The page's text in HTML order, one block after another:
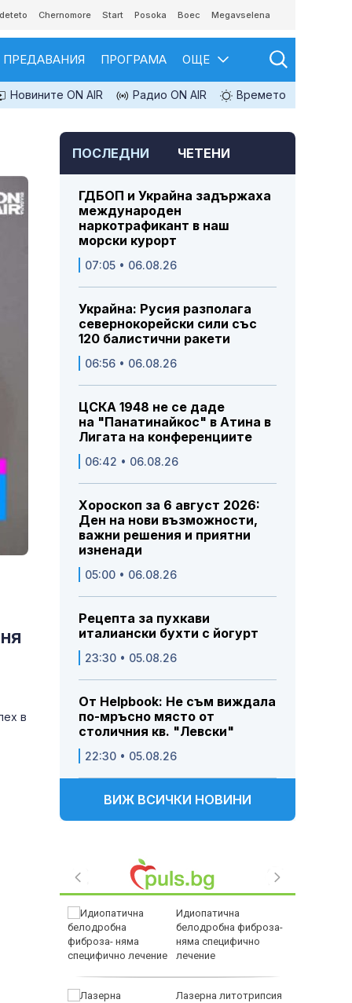
Chernomore Start Posoka Boec Megavselena
ПРЕДАВАНИЯ ПРОГРАМА ОЩЕ
Новините ON AIR Радио ON AIR Времето
в
ПОСЛЕДНИ ЧЕТЕНИ
ГДБОП и Украйна задържаха
международен
наркотрафикант в наш
морски курорт
07:05 • 06.08.26
Украйна: Русия разполага
севернокорейски сили със
120 балистични ракети
06:56 • 06.08.26
ЦСКА 1948 не се даде
на "Панатинайкос" в Атина в
Лигата на конференциите
06:42 • 06.08.26
Хороскоп за 6 август 2026:
Ден на нови възможности,
важни решения и приятни
изненади
05:00 • 06.08.26
Рецепта за пухкави
италиански бухти с йогурт
23:30 • 05.08.26
От Helpbook: Не съм виждала
по-мръсно място от
столичния кв. "Левски"
22:30 • 05.08.26
ВИЖ ВСИЧКИ НОВИНИ
Идиопатична
белодробна фиброза-
няма специфично
лечение
Лазерна литотрипсия